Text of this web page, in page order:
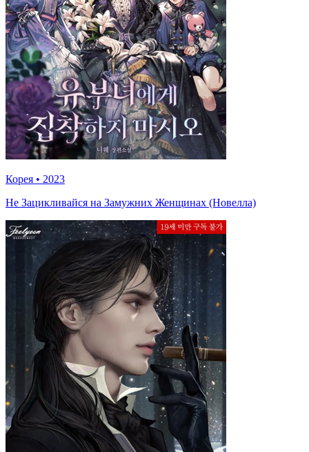
Корея • 2023
Не Зацикливайся на Замужних Женщинах (Новелла)